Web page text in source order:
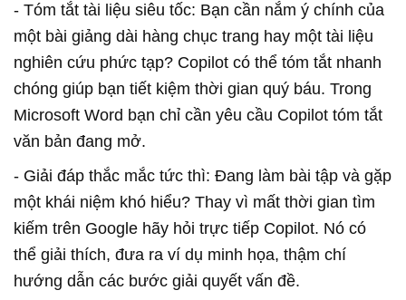
- Tóm tắt tài liệu siêu tốc: Bạn cần nắm ý chính của
một bài giảng dài hàng chục trang hay một tài liệu
nghiên cứu phức tạp? Copilot có thể tóm tắt nhanh
chóng giúp bạn tiết kiệm thời gian quý báu. Trong
Microsoft Word bạn chỉ cần yêu cầu Copilot tóm tắt
văn bản đang mở.
- Giải đáp thắc mắc tức thì: Đang làm bài tập và gặp
một khái niệm khó hiểu? Thay vì mất thời gian tìm
kiếm trên Google hãy hỏi trực tiếp Copilot. Nó có
thể giải thích, đưa ra ví dụ minh họa, thậm chí
hướng dẫn các bước giải quyết vấn đề.